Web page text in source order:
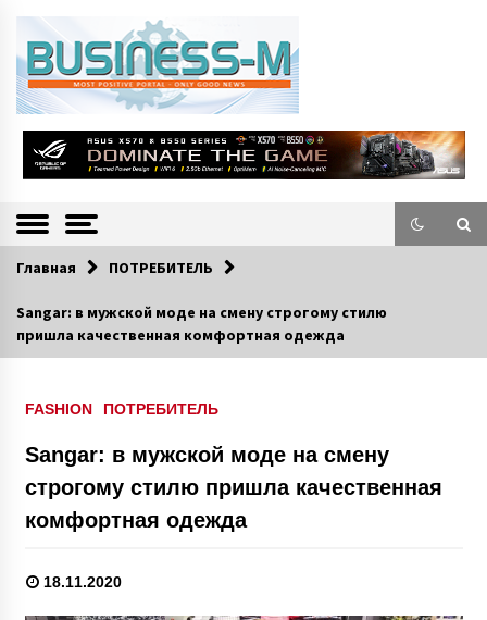
BUSINESS-M
—
Информацио
нно-деловой
экономической и культурной жизни Эстонии и зарубежных стран.
Главная ПОТРЕБИТЕЛЬ
Sangar: в мужской моде на смену строгому стилю
пришла качественная комфортная одежда
FASHION ПОТРЕБИТЕЛЬ
Sangar: в мужской моде на смену
строгому стилю пришла качественная
комфортная одежда
18.11.2020